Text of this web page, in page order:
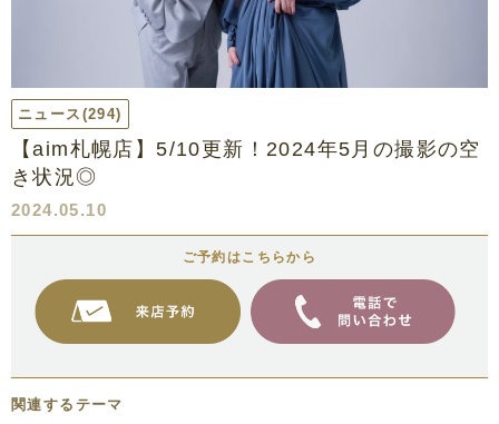
ニュース (294)
【aim札幌店】5/10更新！2024年5月の撮影の空
き状況◎
2024.05.10
ご予約はこちらから
関連するテーマ